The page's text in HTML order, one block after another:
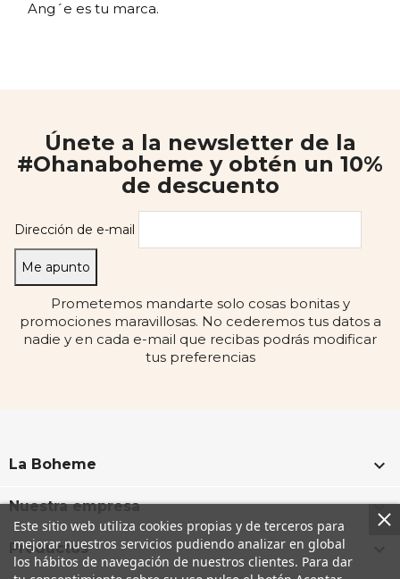
Ang´e es tu marca.
Únete a la newsletter de la
#Ohanaboheme y obtén un 10%
de descuento
Dirección de e-mail
Prometemos mandarte solo cosas bonitas y
promociones maravillosas. No cederemos tus datos a
nadie y en cada e-mail que recibas podrás modificar
tus preferencias
La Boheme 
Nuestra empresa 
Productos
Este sitio web utiliza cookies propias y de terceros para
mejorar nuestros servicios pudiendo analizar en global
los hábitos de navegación de nuestros clientes. Para dar